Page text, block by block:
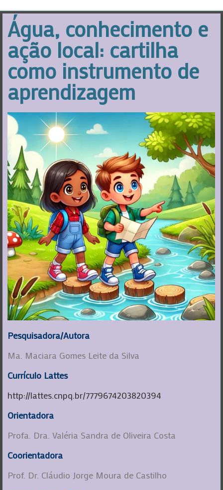
Água, conhecimento e
ação local: cartilha
como instrumento de
aprendizagem
Pesquisadora/Autora
Ma. Maciara Gomes Leite da Silva
Currículo Lattes
http://lattes.cnpq.br/7779674203820394
Orientadora
Profa. Dra. Valéria Sandra de Oliveira Costa
Coorientadora
Prof. Dr. Cláudio Jorge Moura de Castilho